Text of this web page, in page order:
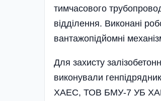
тимчасового
відділення. Виконані
вантажопідйомні
Для захисту
виконували
ХАЕС, ТОВ БМУ-7 УБ